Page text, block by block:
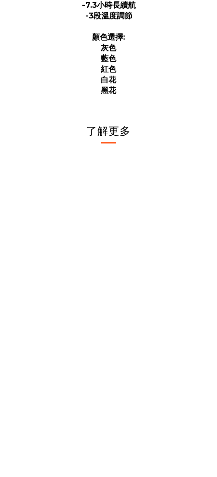
-7.3小時長續航
-3段溫度調節
顏色選擇:
灰色
藍色
紅色
白花
黑花
了解更多